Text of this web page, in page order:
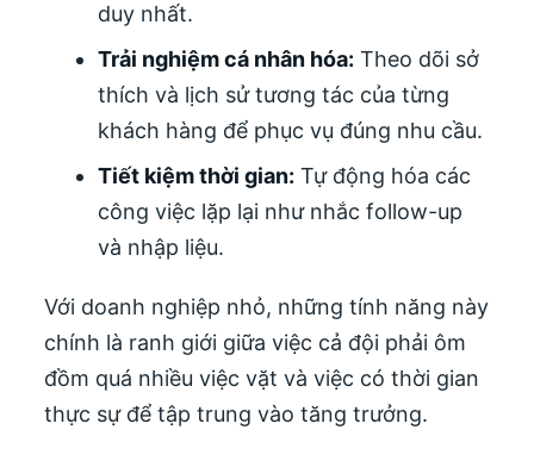
duy nhất.
Trải nghiệm cá nhân hóa: Theo dõi sở
thích và lịch sử tương tác của từng
khách hàng để phục vụ đúng nhu cầu.
Tiết kiệm thời gian: Tự động hóa các
công việc lặp lại như nhắc follow-up
và nhập liệu.
Với doanh nghiệp nhỏ, những tính năng này
chính là ranh giới giữa việc cả đội phải ôm
đồm quá nhiều việc vặt và việc có thời gian
thực sự để tập trung vào tăng trưởng.